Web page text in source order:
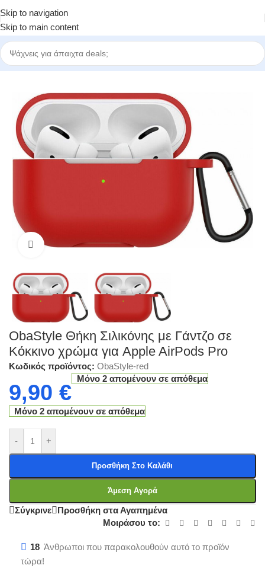
Skip to navigation
Skip to main content
Αρχική σελίδα/Bluetooth Handsfree
Click to enlarge
ObaStyle Θήκη Σιλικόνης με Γάντζο σε
Κόκκινο χρώμα για Apple AirPods Pro
Κωδικός προϊόντος: ObaStyle-red
9,90 €
Μόνο 2 απομένουν σε απόθεμα
Μόνο 2 απομένουν σε απόθεμα
- +
Προσθήκη Στο Καλάθι
Άμεση Αγορά
Σύγκρινε
Προσθήκη στα Αγαπημένα
Μοιράσου το:
18 Άνθρωποι που παρακολουθούν αυτό το προϊόν
τώρα!